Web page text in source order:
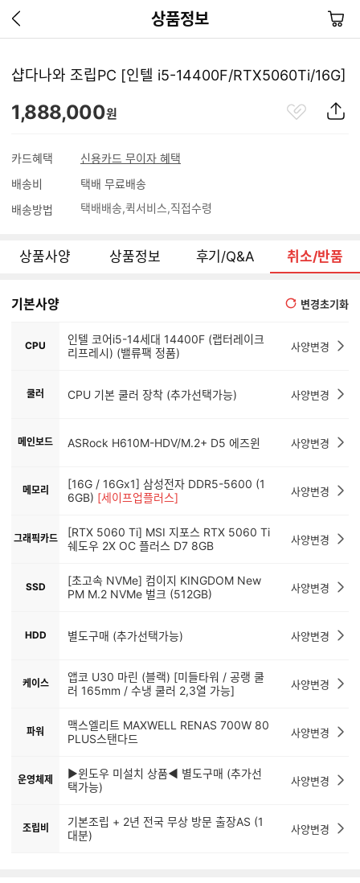
상품정보
이
지
기
장
바
샵다나와 조립PC [인텔 i5-14400F/RTX5060Ti/16G]
1,888,000원
카드혜택
신용카드 무이자 혜택
배송비
택배 무료배송
배송방법
택배배송 퀵서비스 직접수령
상품사양 상품정보 후기/Q&A 취소/반품
기본사양 변경초기화
CPU
인텔 코어i5-14세대 14400F (랩터레이크
리프레시) (밸류팩 정품)
사양변경
쿨러 CPU 기본 쿨러 장착 (추가선택가능) 사양변경
메인보드 ASRock H610M-HDV/M.2+ D5 에즈윈 사양변경
메모리
[16G / 16Gx1] 삼성전자 DDR5-5600 (1
6GB) [세이프업플러스] 사양변경
그래픽카드
[RTX 5060 Ti] MSI 지포스 RTX 5060 Ti
쉐도우 2X OC 플러스 D7 8GB
사양변경
SSD
[초고속 NVMe] 컴이지 KINGDOM New
PM M.2 NVMe 벌크 (512GB)
사양변경
HDD 별도구매 (추가선택가능) 사양변경
케이스
앱코 U30 마린 (블랙) [미들타워 / 공랭 쿨
러 165mm / 수냉 쿨러 2,3열 가능]
사양변경
파워
맥스엘리트 MAXWELL RENAS 700W 80
PLUS스탠다드
사양변경
운영체제
▶윈도우 미설치 상품◀ 별도구매 (추가선
택가능)
사양변경
조립비
기본조립 + 2년 전국 무상 방문 출장AS (1
대분)
사양변경